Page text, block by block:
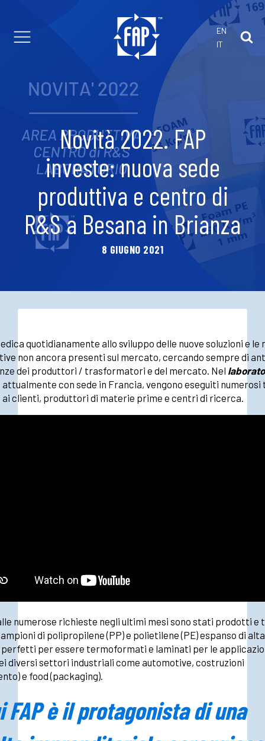
EN
IT
Novità 2022. FAP
investe: nuova sede
produttiva e centro di
R&S a Besana in Brianza
8 GIUGNO 2021
quotidianamente allo sviluppo delle nuove soluzioni e le
non ancora presenti sul mercato, cercando sempre di
dei produttori / trasformatori e del mercato. Nel
attualmente con sede in Francia, vengono eseguiti numerosi
ai clienti, produttori di materie prime e centri di ricerca.
numerose richieste negli ultimi mesi sono stati prodotti e
di polipropilene (PP) e polietilene (PE) espanso di alta
per essere termoformati e laminati per le
diversi settori industriali come automotive, costruzioni
e food (packaging).
FAP è il protagonista di una